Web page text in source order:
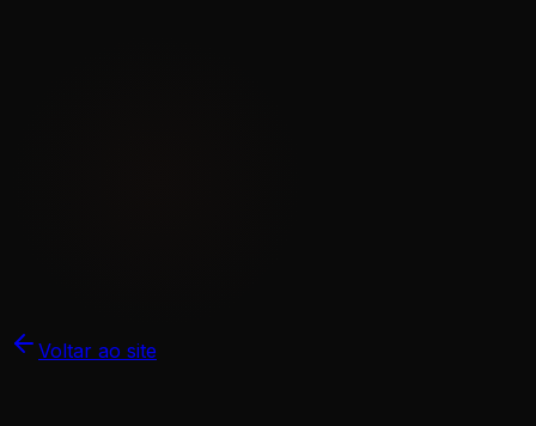
Voltar ao site